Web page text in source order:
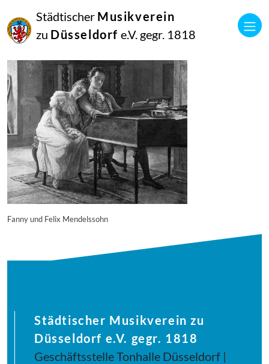
Städtischer Musikverein
zu Düsseldorf e.V. gegr. 1818
September
2014
Manfred Hill
Fanny und Felix Mendelssohn
Städtischer Musikverein zu
Düsseldorf e.V. gegr. 1818
Geschäftsstelle Tonhalle Düsseldorf |